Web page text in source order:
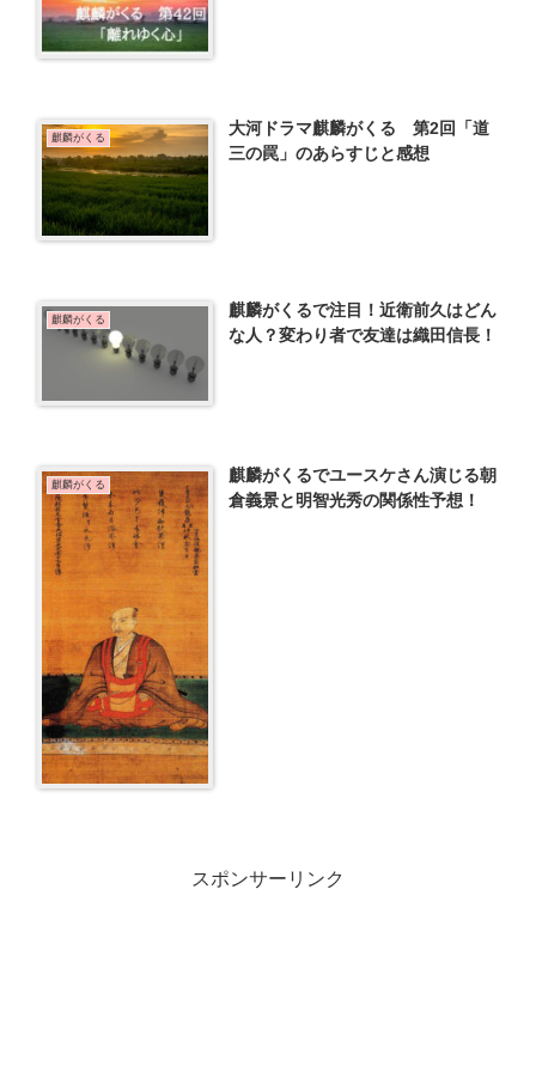
麒麟がくる
大河ドラマ麒麟がくる 第2回「道
三の罠」のあらすじと感想
麒麟がくる
麒麟がくるで注目！近衛前久はどん
な人？変わり者で友達は織田信長！
麒麟がくる
麒麟がくるでユースケさん演じる朝
倉義景と明智光秀の関係性予想！
スポンサーリンク